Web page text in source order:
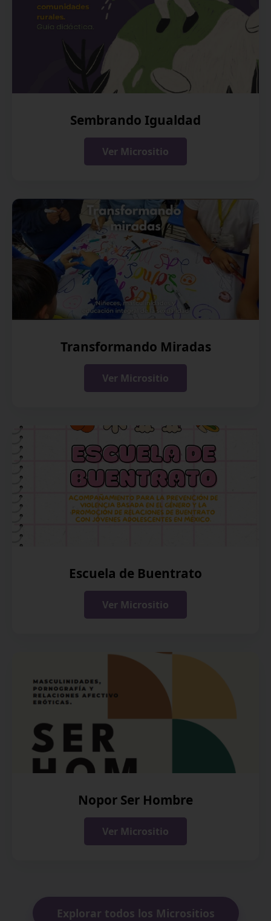
Sembrando Igualdad
Ver Micrositio
Transformando Miradas
Ver Micrositio
Escuela de Buentrato
Ver Micrositio
Nopor Ser Hombre
Ver Micrositio
Explorar todos los Micrositios